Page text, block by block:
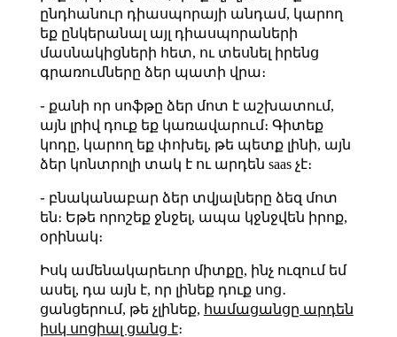
ընդհանուր դիասպորայի անդամ, կարող
եք ընկերանալ այլ դիասպորաների
մասնակիցների հետ, ու տեսնել իրենց
գրառումները ձեր պատի վրա։
֊ քանի որ սոֆթը ձեր մոտ է աշխատում,
այն լրիվ դուք եք կառավարում։ Գիտեք
կոդը, կարող եք փոխել, թե պետք լինի, այն
ձեր կոնտրոլի տակ է ու արդեն saas չէ։
֊ բնականաբար ձեր տվյալները ձեզ մոտ
են։ Եթե որոշեք ջնջել, ապա կջնջվեն իրոք,
օրինակ։
Իսկ ամենակարեւոր միտքը, ինչ ուզում եմ
ասել, դա այն է, որ լինեք դուք սոց․
ցանցերում, թե չլինեք, համացանցը արդեն
իսկ սոցիալ ցանց է։